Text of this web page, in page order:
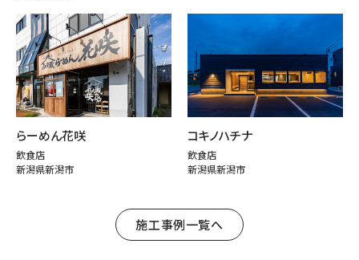
らーめん花咲
飲食店
新潟県新潟市
コキノハチナ
飲食店
新潟県新潟市
施工事例一覧へ